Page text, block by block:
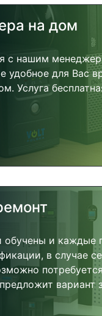
на дом
с нашим
удобное для Вас
Услуга
обучены и каждые
в случае
вариант